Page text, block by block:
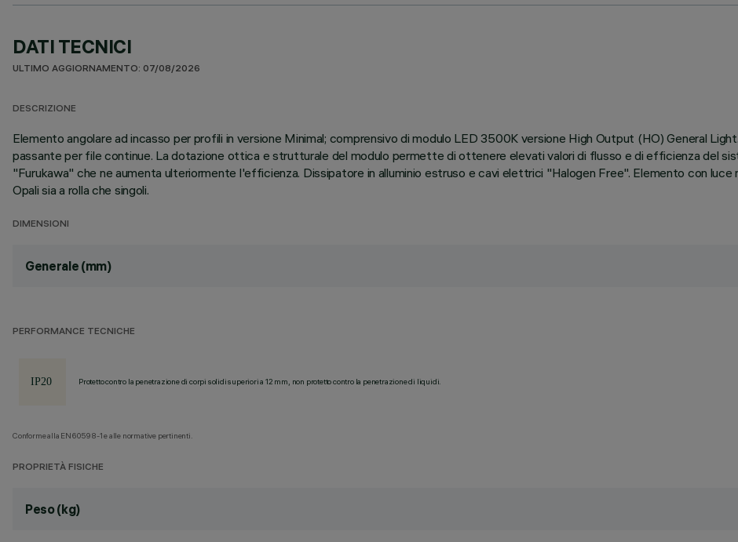
DATI TECNICI
ULTIMO AGGIORNAMENTO: 07/08/2026
DESCRIZIONE
Elemento angolare ad incasso per profili in versione Minimal; comprensivo di modulo LED 3500K versione High Output (HO) General
passante per file continue. La dotazione ottica e strutturale del modulo permette di ottenere elevati valori di flusso e di efficienza del
"Furukawa" che ne aumenta ulteriormente l'efficienza. Dissipatore in alluminio estruso e cavi elettrici "Halogen Free". Elemento con
Opali sia a rolla che singoli.
DIMENSIONI
Generale (mm)
PERFORMANCE TECNICHE
Protetto contro la penetrazione di corpi solidi superiori a 12 mm, non protetto contro la penetrazione di liquidi.
Conforme alla EN60598-1 e alle normative pertinenti.
PROPRIETÀ FISICHE
Peso (kg)